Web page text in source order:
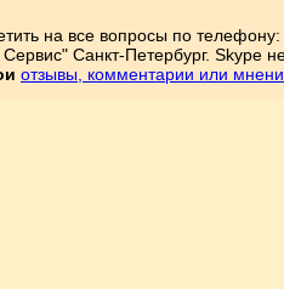
на все вопросы по
отзывы, комментарии или